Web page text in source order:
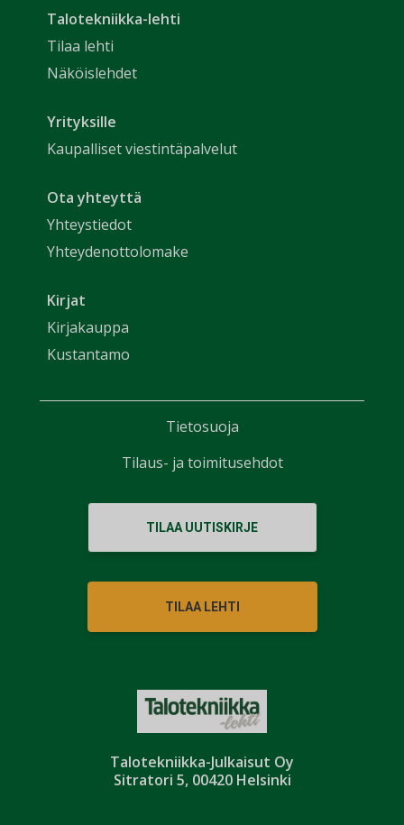
Talotekniikka-Julkaisut Oy
Sitratori 5, 00420 Helsinki
Talotekniikka-lehti
Tilaa lehti
Näköislehdet
Yrityksille
Kaupalliset viestintäpalvelut
Ota yhteyttä
Yhteystiedot
Yhteydenottolomake
Kirjat
Kirjakauppa
Kustantamo
TILAA UUTISKIRJE
TILAA LEHTI
Tietosuoja
Tilaus- ja toimitusehdot